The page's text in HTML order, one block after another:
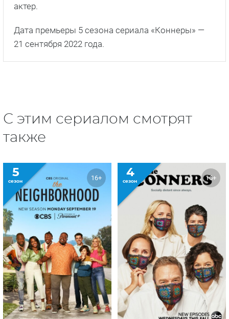
актер.
Дата премьеры 5 сезона сериала «Коннеры» —
21 сентября 2022 года.
С этим сериалом смотрят
также